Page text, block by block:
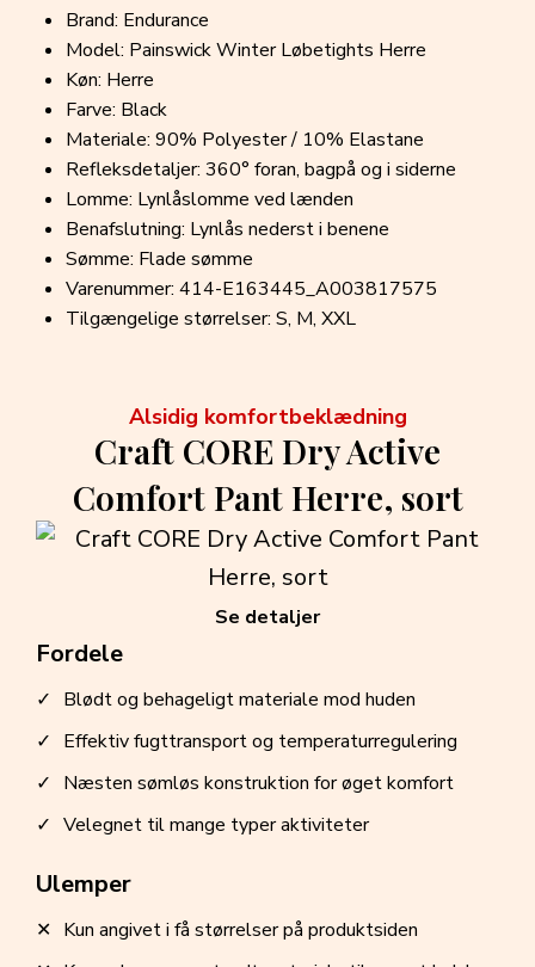
Brand: Endurance
Model: Painswick Winter Løbetights Herre
Køn: Herre
Farve: Black
Materiale: 90% Polyester / 10% Elastane
Refleksdetaljer: 360° foran, bagpå og i siderne
Lomme: Lynlåslomme ved lænden
Benafslutning: Lynlås nederst i benene
Sømme: Flade sømme
Varenummer: 414-E163445_A003817575
Tilgængelige størrelser: S, M, XXL
Alsidig komfortbeklædning
Craft CORE Dry Active
Comfort Pant Herre, sort
Fordele
Blødt og behageligt materiale mod huden
Effektiv fugttransport og temperaturregulering
Næsten sømløs konstruktion for øget komfort
Velegnet til mange typer aktiviteter
Ulemper
Kun angivet i få størrelser på produktsiden
Se detaljer